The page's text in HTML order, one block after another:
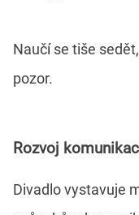
Naučí se tiše
pozor.
Rozvoj
Divadlo vystavuje